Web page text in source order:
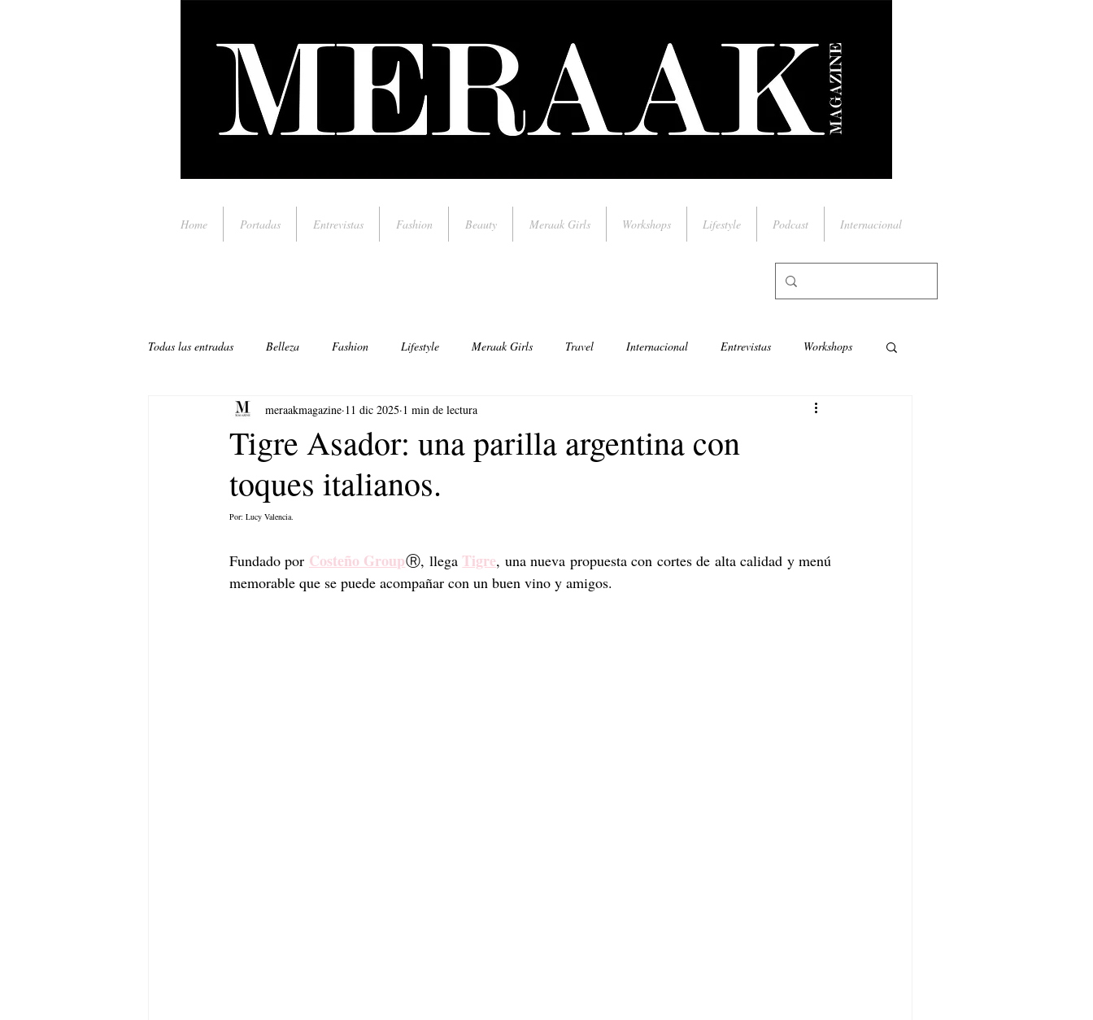
Home Portadas Entrevistas Fashion Beauty Meraak Girls Workshops Lifestyle Podcast Internacional
Todas las entradas Belleza Fashion Lifestyle Meraak Girls Travel Internacional Entrevistas Workshops
Música. Arte
Tigre Asador: una parilla argentina con
toques italianos.
meraakmagazine 11 dic 2025 1 min de lectura
Por: Lucy Valencia.
Fundado por Costeño GroupⓇ, llega Tigre, una nueva propuesta con cortes de alta calidad y menú
memorable que se puede acompañar con un buen vino y amigos.